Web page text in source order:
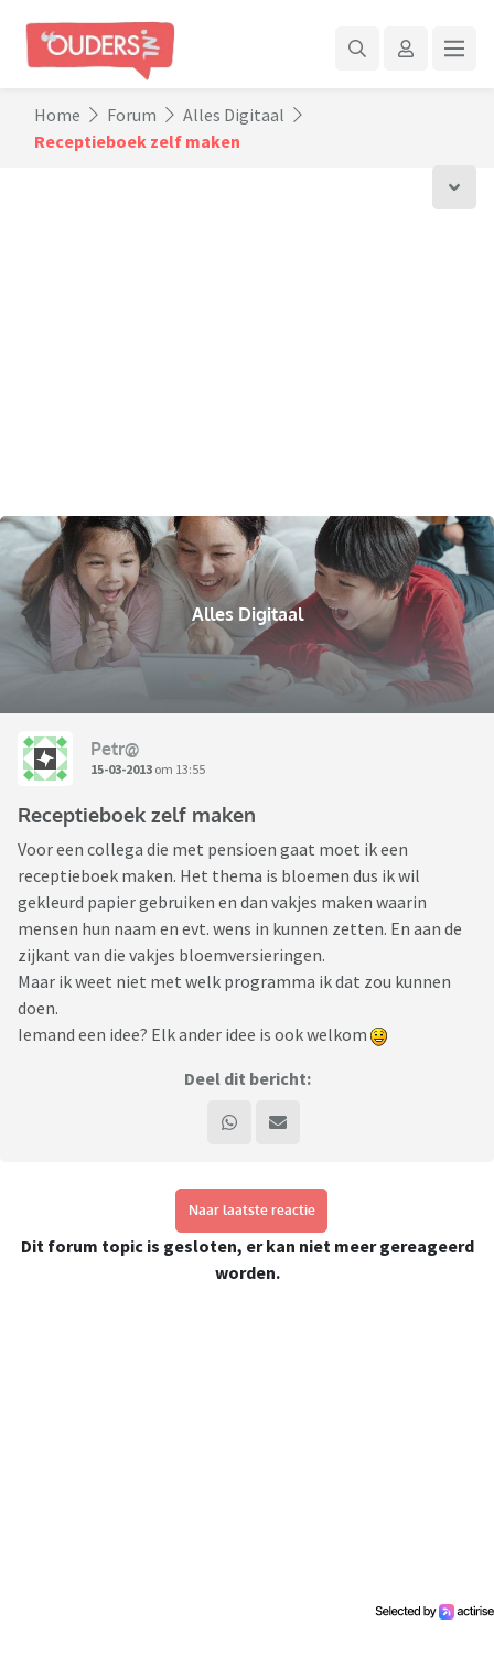
Home Forum
Alles Digitaal
Receptieboek zelf maken
Alles Digitaal
Petr@
15-03-2013 om 13:55
Receptieboek zelf maken
Voor een collega die met pensioen gaat moet ik een
receptieboek maken. Het thema is bloemen dus ik wil
gekleurd papier gebruiken en dan vakjes maken waarin
mensen hun naam en evt. wens in kunnen zetten. En aan de
zijkant van die vakjes bloemversieringen.
Maar ik weet niet met welk programma ik dat zou kunnen
doen.
Iemand een idee? Elk ander idee is ook welkom
Deel dit bericht:
Naar laatste reactie
Dit forum topic is gesloten, er kan niet meer gereageerd
worden.